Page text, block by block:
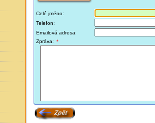
Celé jméno:
Telefon:
Emailová adresa:
Zpráva: *